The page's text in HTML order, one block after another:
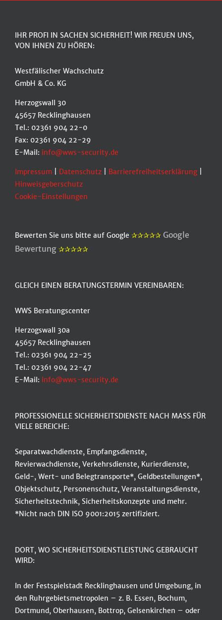
IHR PROFI IN SACHEN SICHERHEIT! WIR FREUEN UNS,
VON IHNEN ZU HÖREN:
Westfälischer Wachschutz
GmbH & Co. KG
Herzogswall 30
45657 Recklinghausen
Tel.: 02361 904 22-0
Fax: 02361 904 22-29
E-Mail: info@wws-security.de
Impressum Datenschutz Barrierefreiheitserklärung
Hinweisgeberschutz
Cookie-Einstellungen
Bewerten Sie uns bitte auf Google ✰✰✰✰✰ Google
Bewertung ✰✰✰✰✰
GLEICH EINEN BERATUNGSTERMIN VEREINBAREN:
WWS Beratungscenter
Herzogswall 30a
45657 Recklinghausen
Tel.: 02361 904 22-25
Tel.: 02361 904 22-47
E-Mail: info@wws-security.de
PROFESSIONELLE SICHERHEITSDIENSTE NACH MASS FÜR
VIELE BEREICHE:
Separatwachdienste, Empfangsdienste,
Revierwachdienste, Verkehrsdienste, Kurierdienste,
Geld-, Wert- und Belegtransporte*, Geldbestellungen*,
Objektschutz, Personenschutz, Veranstaltungsdienste,
Sicherheitstechnik, Sicherheitskonzepte und mehr.
*Nicht nach DIN ISO 9001:2015 zertifiziert.
DORT, WO SICHERHEITSDIENSTLEISTUNG GEBRAUCHT
WIRD:
In der Festspielstadt Recklinghausen und Umgebung, in
den Ruhrgebietsmetropolen – z. B. Essen, Bochum,
Dortmund, Oberhausen, Bottrop, Gelsenkirchen – oder